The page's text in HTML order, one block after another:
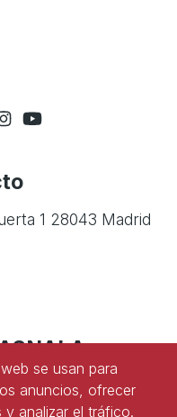
1 28043 Madrid
benefíciate de todas
se usan para
anuncios, ofrecer
analizar el tráfico.